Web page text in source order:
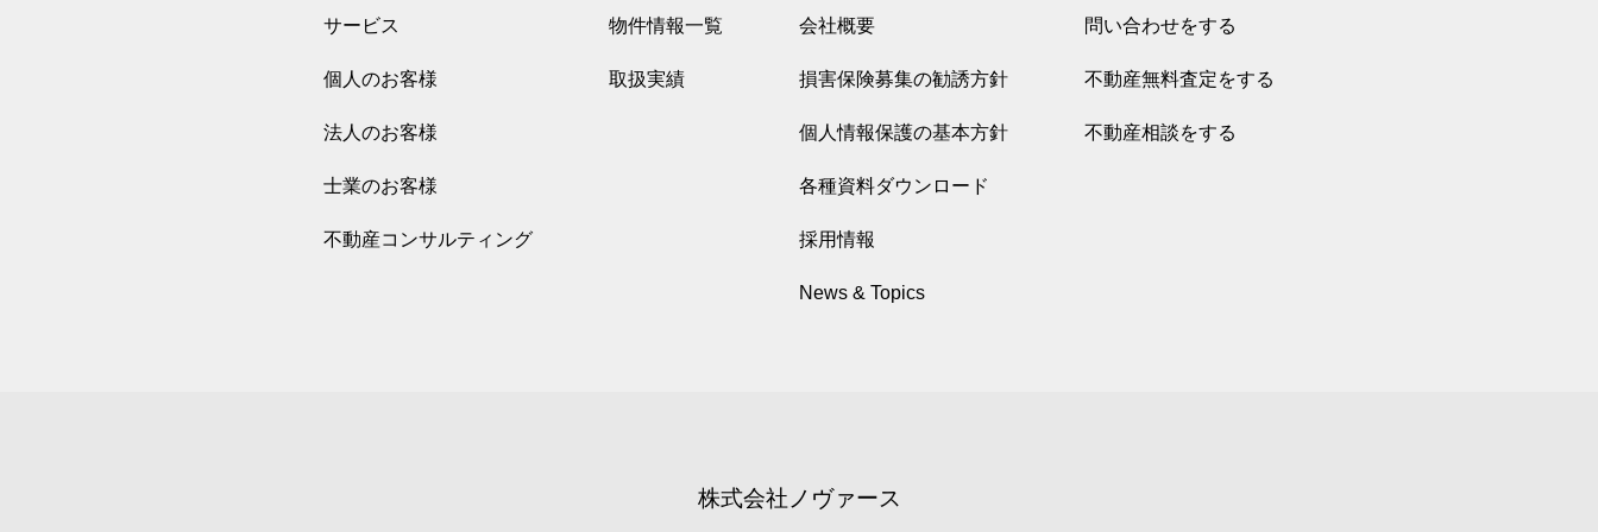
サービス
個人のお客様
法人のお客様
士業のお客様
不動産コンサルティング
物件情報一覧
取扱実績
会社概要
損害保険募集の勧誘方針
個人情報保護の基本方針
各種資料ダウンロード
採用情報
News & Topics
問い合わせをする
不動産無料査定をする
不動産相談をする
株式会社ノヴァース